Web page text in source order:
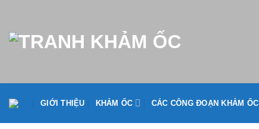
content
GIỚI THIỆU KHẢM ỐC CÁC CÔNG ĐOẠN KHẢM ỐC